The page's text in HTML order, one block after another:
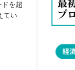
を超
てい